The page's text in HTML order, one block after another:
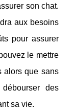
son chat.
aux besoins
pour assurer
le mettre
alors que sans
des
sa vie.